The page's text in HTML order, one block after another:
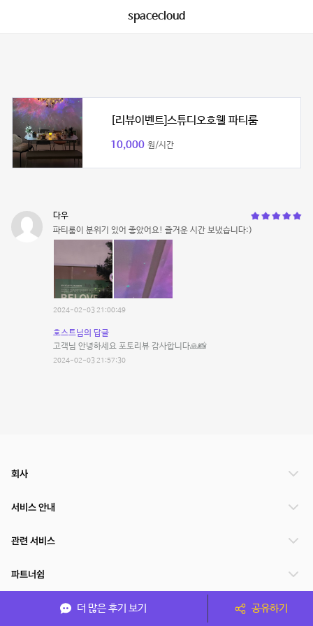
spacecloud
[리뷰이벤트]스튜디오호웰 파티룸
10,000 원/시간
다우
파티룸이 분위기 있어 좋았어요! 즐거운 시간 보냈습니다:)
2024-02-03 21:00:49
호스트님의 답글
고객님 안녕하세요 포토리뷰 감사합니다🙏📸
2024-02-03 21:57:30
더 많은 후기 보기 공유하기
회사
서비스 안내
관련 서비스
파트너쉽
서비스 제공 국가